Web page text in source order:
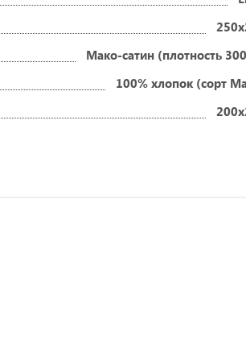
Мако-сатин (плотность
100% хлопок (сорт